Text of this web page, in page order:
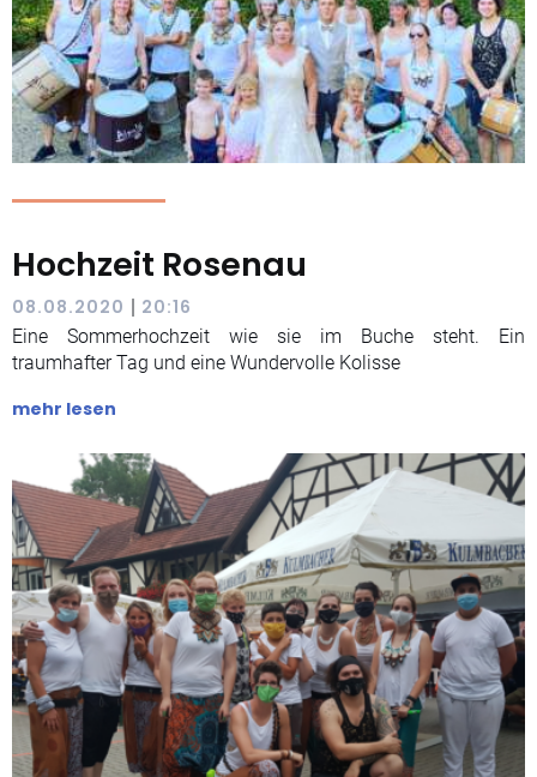
Hochzeit Rosenau
08.08.2020 | 20:16
Eine Sommerhochzeit wie sie im Buche steht. Ein
traumhafter Tag und eine Wundervolle Kolisse
mehr lesen